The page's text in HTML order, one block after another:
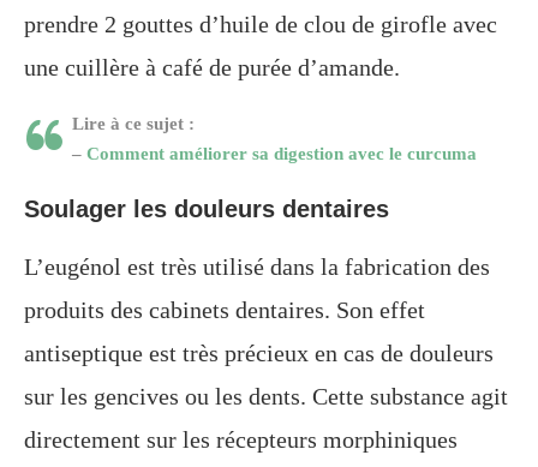
prendre 2 gouttes d’huile de clou de girofle avec
une cuillère à café de purée d’amande.
Lire à ce sujet :
– Comment améliorer sa digestion avec le curcuma
Soulager les douleurs dentaires
L’eugénol est très utilisé dans la fabrication des
produits des cabinets dentaires. Son effet
antiseptique est très précieux en cas de douleurs
sur les gencives ou les dents. Cette substance agit
directement sur les récepteurs morphiniques